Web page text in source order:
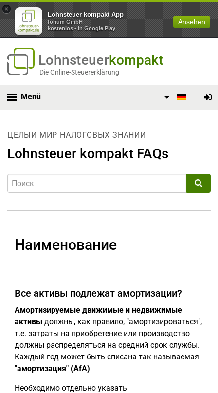
×
Lohnsteuer kompakt App
forium GmbH
kostenlos - In Google Play
Ansehen
Lohnsteuerkompakt
Die Online-Steuererklärung
Menü
ЦЕЛЫЙ МИР НАЛОГОВЫХ ЗНАНИЙ
Lohnsteuer kompakt FAQs
Наименование
Все активы подлежат амортизации?
Амортизируемые движимые и недвижимые
активы должны, как правило, "амортизироваться",
т.е. затраты на приобретение или производство
должны распределяться на средний срок службы.
Каждый год может быть списана так называемая
"амортизация" (AfA).
Необходимо отдельно указать